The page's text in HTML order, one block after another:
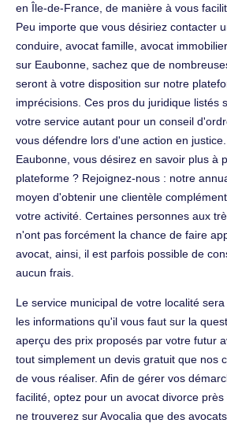
en Île-de-France, de manière à vous
Peu importe que vous désiriez contacter
conduire, avocat famille, avocat
sur Eaubonne, sachez que de
seront à votre disposition sur notre
imprécisions. Ces pros du juridique listés
votre service autant pour un conseil
vous défendre lors d'une action en
Eaubonne, vous désirez en savoir plus à
plateforme ? Rejoignez-nous : notre
moyen d'obtenir une clientèle
votre activité. Certaines personnes aux
n'ont pas forcément la chance de faire
avocat, ainsi, il est parfois possible de
aucun frais.
Le service municipal de votre localité
les informations qu'il vous faut sur la
aperçu des prix proposés par votre futur
tout simplement un devis gratuit que nos
de vous réaliser. Afin de gérer vos
facilité, optez pour un avocat divorce
ne trouverez sur Avocalia que des